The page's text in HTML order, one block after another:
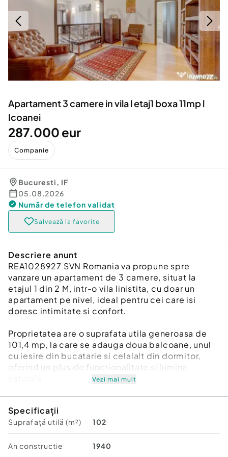
Servicii
Animale de companie
Afaceri și echipamente profesionale
Inchiriere Bunuri si Vehicule
Utilaje agricole si industriale
Piese auto si accesorii
Dacia Duster
Apartament 3 camere in vila l etaj1 boxa 11mp l
Icoanei
287.000 eur
Companie
Bucuresti, IF
05.08.2026
Număr de telefon validat
Salvează la favorite
Descriere anunt
REA1028927 SVN Romania va propune spre
vanzare un apartament de 3 camere, situat la
etajul 1 din 2 M, intr-o vila linistita, cu doar un
apartament pe nivel, ideal pentru cei care isi
doresc intimitate si confort.
Proprietatea are o suprafata utila generoasa de
101,4 mp, la care se adauga doua balcoane, unul
cu iesire din bucatarie si celalalt din dormitor,
oferind un plus de functionalitate si lumina
detalii si lucrari realizate corect: instalatia
electrica si sanitara au fost inlocuite integral, a
fost turnata sapa noua, peretii au fost tencuiti (nu
placati cu rigips), iar finisajele includ parchet nou.
Vezi mai mult
Specificații
Suprafață utilă (m²) 102
An constructie 1940